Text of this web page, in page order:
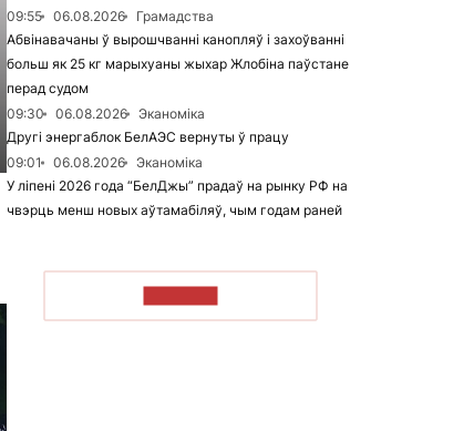
09:55
06.08.2026
Грамадства
Абвінавачаны ў вырошчванні канопляў і захоўванні
больш як 25 кг марыхуаны жыхар Жлобіна паўстане
перад судом
09:30
06.08.2026
Эканоміка
Другі энергаблок БелАЭС вернуты ў працу
09:01
06.08.2026
Эканоміка
У ліпені 2026 года “БелДжы” прадаў на рынку РФ на
чвэрць менш новых аўтамабіляў, чым годам раней